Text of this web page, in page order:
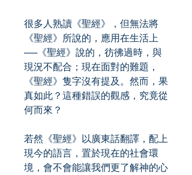
很多人熟讀《聖經》，但無法將
《聖經》所說的，應用在生活上
──《聖經》說的，彷彿過時，與
現況不配合；現在面對的難題，
《聖經》隻字沒有提及。然而，果
真如此？這種錯誤的觀感，究竟從
何而來？
若然《聖經》以廣東話翻譯，配上
現今的語言，置於現在的社會環
境，會不會能讓我們更了解神的心